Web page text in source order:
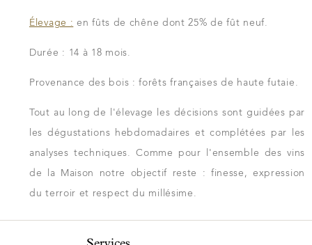
Élevage : en fûts de chêne dont 25% de fût neuf.
Durée : 14 à 18 mois.
Provenance des bois : forêts françaises de haute futaie.
Tout au long de l'élevage les décisions sont guidées par
les dégustations hebdomadaires et complétées par les
analyses techniques. Comme pour l'ensemble des vins
de la Maison notre objectif reste : finesse, expression
du terroir et respect du millésime.